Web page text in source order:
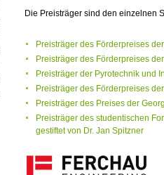
Die Preisträger sind den einzelnen
Preisträger des Förderpreises
Preisträger des Förderpreises
Preisträger der Pyrotechnik und
Preisträger des Förderpreises
Preisträger des Preises der
Preisträger des studentischen
gestiftet von Dr. Jan Spitzner